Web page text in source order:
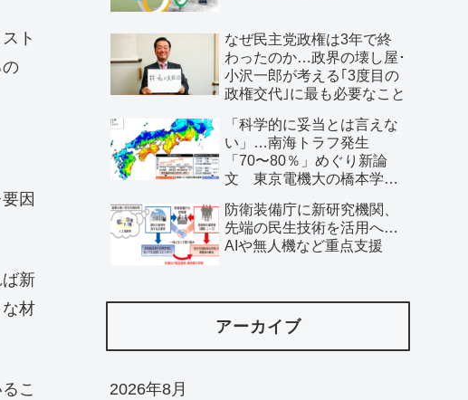
ト
因
新
材
こ
なぜ民主党政権は3年で終
わったのか…政界の壊し屋･
小沢一郎が考える｢3度目の
政権交代｣に最も必要なこと
「科学的に妥当とは言えな
い」…南海トラフ発生
「70〜80％」めぐり新論
文 東京電機大の橋本学特
防衛装備庁に新研究機関、
先端の民生技術を活用へ…
AIや無人機など重点支援
アーカイブ
2026年8月